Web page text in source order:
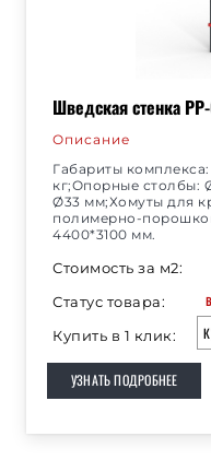
Шведская стенка
Описание
Габариты
кг;Опорные столбы:
Ø33 мм;Хомуты для
полимерно-
4400*3100 мм.
Стоимость за м2:
Статус товара:
Купить в 1 клик:
УЗНАТЬ ПОДРОБНЕЕ